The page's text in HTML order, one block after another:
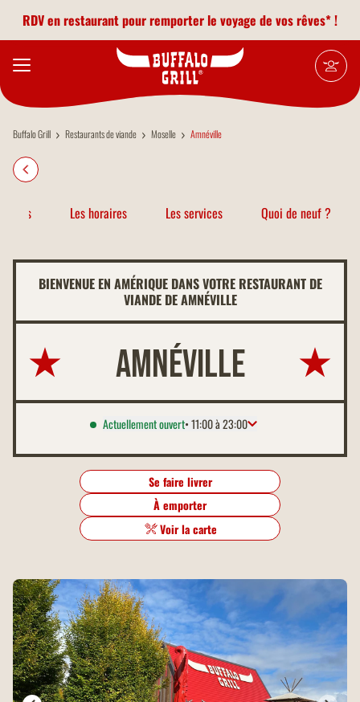
RDV en restaurant pour remporter le voyage de vos rêves* !
Buffalo Grill Restaurants de viande Moselle Amnéville
Les horaires Les services Quoi de neuf ?
BIENVENUE EN AMÉRIQUE DANS VOTRE RESTAURANT DE
VIANDE DE AMNÉVILLE
Amnéville
Actuellement ouvert• 11:00 à 23:00
Lundi
11:00 à 23:00
Mardi
11:00 à 23:00
Mercredi
11:00 à 23:00
11:00 à 23:00
11:00 à 23:30
Samedi
11:00 à 23:30
Se faire livrer
À emporter
Voir la carte